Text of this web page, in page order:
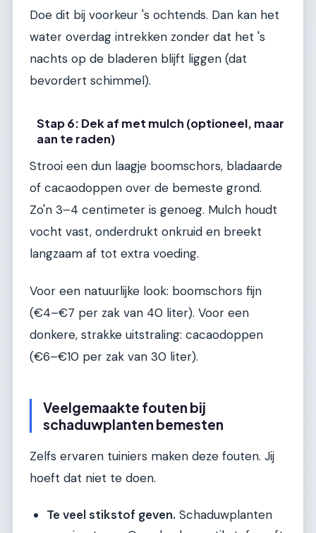
Doe dit bij voorkeur 's ochtends. Dan kan het
water overdag intrekken zonder dat het 's
nachts op de bladeren blijft liggen (dat
bevordert schimmel).
Stap 6: Dek af met mulch (optioneel, maar
aan te raden)
Strooi een dun laagje boomschors, bladaarde
of cacaodoppen over de bemeste grond.
Zo'n 3–4 centimeter is genoeg. Mulch houdt
vocht vast, onderdrukt onkruid en breekt
langzaam af tot extra voeding.
Voor een natuurlijke look: boomschors fijn
(€4–€7 per zak van 40 liter). Voor een
donkere, strakke uitstraling: cacaodoppen
(€6–€10 per zak van 30 liter).
Veelgemaakte fouten bij
schaduwplanten bemesten
Zelfs ervaren tuiniers maken deze fouten. Jij
hoeft dat niet te doen.
Te veel stikstof geven. Schaduwplanten